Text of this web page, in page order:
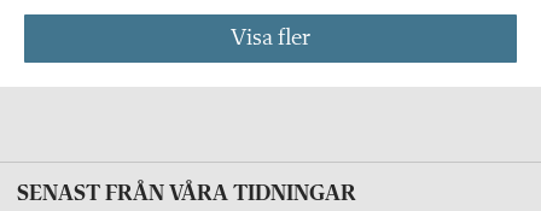
Visa fler
SENAST FRÅN VÅRA TIDNINGAR